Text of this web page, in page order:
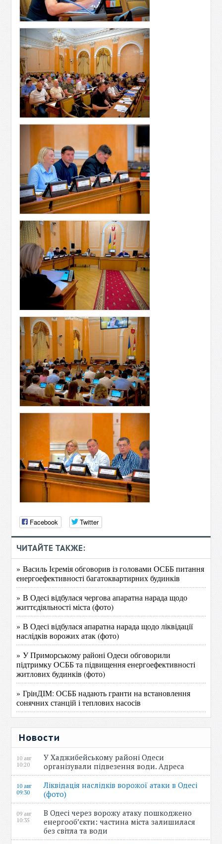
Facebook Twitter
ЧИТАЙТЕ ТАКЖЕ:
» Василь Ієремія обговорив із головами ОСББ питання
енергоефективності багатоквартирних будинків
» В Одесі відбулася чергова апаратна нарада щодо
життєдіяльності міста (фото)
» В Одесі відбулася апаратна нарада щодо ліквідації
наслідків ворожих атак (фото)
» У Приморському районі Одеси обговорили
підтримку ОСББ та підвищення енергоефективності
житлових будинків (фото)
» ГрінДІМ: ОСББ надають гранти на встановлення
сонячних станцій і теплових насосів
Новости
10 авг
10:20
У Хаджибейському районі Одеси
організували підвезення води. Адреса
10 авг
09:30
Ліквідація наслідків ворожої атаки в Одесі
(фото)
09 авг
10:35
В Одесі через ворожу атаку пошкоджено
енергооб’єкти: частина міста залишилася
без світла та води